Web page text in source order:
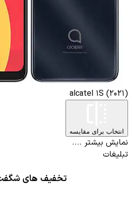
alcatel
برای مقایسه
....
تخفیف های شگفت انگیز